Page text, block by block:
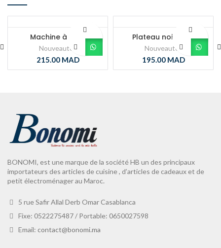
Machine à Pate
Nouveautés
215.00 MAD
Plateau noir fleur
Nouveautés
195.00 MAD
BONOMI, est une marque de la société HB un des principaux
importateurs des articles de cuisine , d’articles de cadeaux et de
petit électroménager au Maroc.
5 rue Safir Allal Derb Omar Casablanca
Fixe: 0522275487 / Portable: 0650027598
Email: contact@bonomi.ma